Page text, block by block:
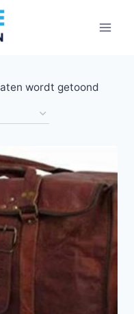
wordt getoond